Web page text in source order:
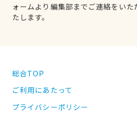
ォームより編集部までご連絡をい
たします。
総合TOP
ご利用にあたって
プライバシーポリシー